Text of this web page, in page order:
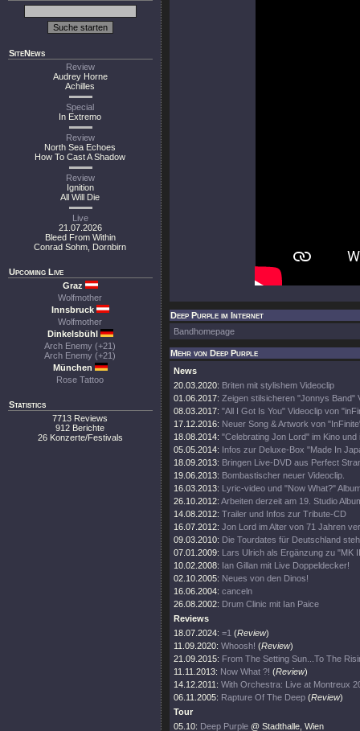
SiteNews
Review
Audrey Horne
Achilles
Special
In Extremo
Review
North Sea Echoes
How To Cast A Shadow
Review
Ignition
All Will Die
Live
21.07.2026
Bleed From Within
Conrad Sohm, Dornbirn
Upcoming Live
Graz
Wolfmother
Innsbruck
Wolfmother
Dinkelsbühl
Arch Enemy (+21)
Arch Enemy (+21)
München
Rose Tattoo
Statistics
7713 Reviews
912 Berichte
26 Konzerte/Festivals
Deep Purple im Internet
Bandhomepage
Mehr von Deep Purple
News
20.03.2020: Briten mit stylishem Videoclip
01.06.2017: Zeigen stilsicheren "Jonnys Band"
08.03.2017: "All I Got Is You" Videoclip von
17.12.2016: Neuer Song & Artwork von
18.08.2014: "Celebrating Jon Lord" im Kino und
05.05.2014: Infos zur Deluxe-Box "Made In
18.09.2013: Bringen Live-DVD aus Perfect
19.06.2013: Bombastischer neuer Videoclip.
16.03.2013: Lyric-video und "Now What?"
26.10.2012: Arbeiten derzeit am 19. Studio
14.08.2012: Trailer und Infos zur Tribute-CD
16.07.2012: Jon Lord im Alter von 71 Jahren
09.03.2010: Die Tourdates für Deutschland
07.01.2009: Lars Ulrich als Ergänzung zu "MK
10.02.2008: Ian Gillan mit Live Doppeldecker!
02.10.2005: Neues von den Dinos!
16.06.2004: canceln
26.08.2002: Drum Clinic mit Ian Paice
Reviews
18.07.2024: =1 (Review)
11.09.2020: Whoosh! (Review)
21.09.2015: From The Setting Sun...To The
11.11.2013: Now What ?! (Review)
14.12.2011: With Orchestra: Live at Montreux
06.11.2005: Rapture Of The Deep (Review)
Tour
05.10: Deep Purple @ Stadthalle, Wien